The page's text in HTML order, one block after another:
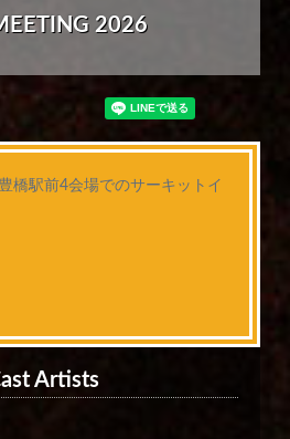
2026
橋駅前4会場でのサーキットイ
Artists